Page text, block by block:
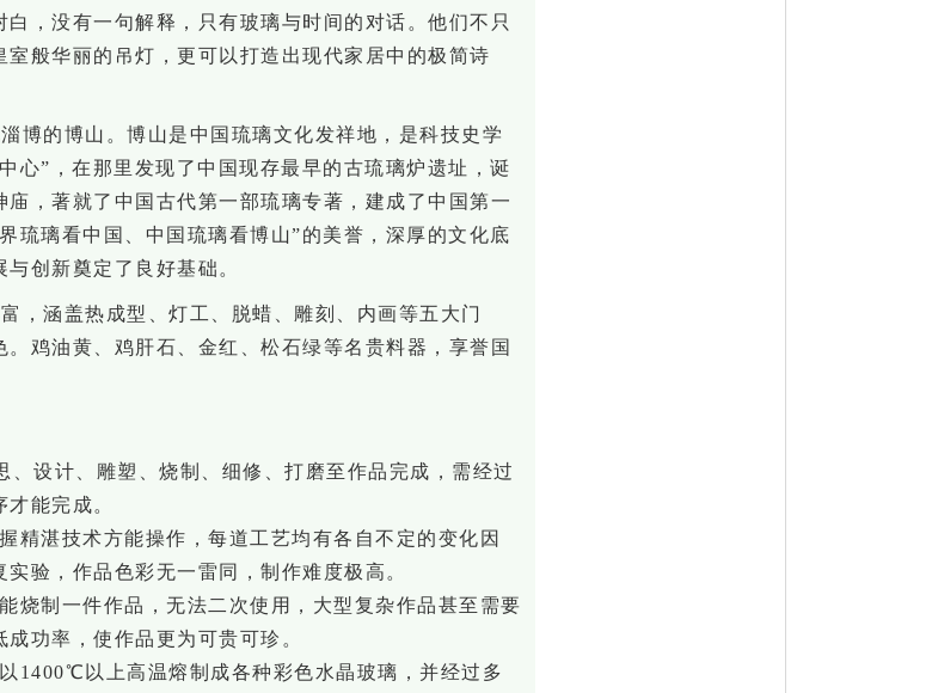
白，没有一句解释，只有玻璃与时间的对话。他们不只
室般华丽的吊灯，更可以打造出现代家居中的极简诗
博的博山 。博山是中国琉璃文化发祥地，是科技史学
心”， 在那里 发现了中国现存最早的古琉璃炉遗址 ， 诞
庙 ， 著就了中国古代第一部琉璃专著 ， 建成了中国第一
琉璃看中国、中国琉璃看博山”的美誉，深厚的文化底
创新奠定了良好基础。
，涵盖热成型、灯工、脱蜡、雕刻、内画等五大门
。 鸡油黄、鸡肝石、 金红、 松石绿等名贵料器，享誉国
、设计、雕塑、烧制、细修、打磨至作品完成，需经过
才能完成。
精湛技术方能操作，每道工艺均有各自不定的变化因
验，作品色彩无一雷同，制作难度极高。
烧制一件作品，无法二次使用，大型复杂作品甚至需要
功率，使作品更为可贵可珍。
1400℃以上高温熔制成各种彩色水晶玻璃，并经过多